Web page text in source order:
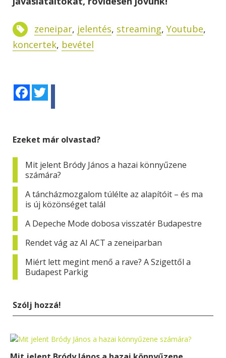
zeneipar, jelentés, streaming, Youtube,
koncertek, bevétel
Facebook
Ezeket már olvastad?
Mit jelent Bródy János a hazai könnyűzene
számára?
A táncházmozgalom túlélte az alapítóit – és ma
is új közönséget talál
A Depeche Mode dobosa visszatér Budapestre
Rendet vág az AI ACT a zeneiparban
Miért lett megint menő a rave? A Szigettől a
Budapest Parkig
Szólj hozzá!